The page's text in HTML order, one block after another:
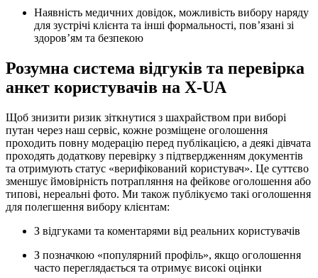
Наявність медичних довідок, можливість вибору наряду
для зустрічі клієнта та інші формальності, пов’язані зі
здоров’ям та безпекою
Розумна система відгуків та перевірка
анкет користувачів на X-UA
Щоб знизити ризик зіткнутися з шахрайством при виборі
путан через наш сервіс, кожне розміщене оголошення
проходить повну модерацію перед публікацією, а деякі дівчата
проходять додаткову перевірку з підтвердженням документів
та отримують статус «верифікований користувач». Це суттєво
зменшує ймовірність потрапляння на фейкове оголошення або
типові, нереальні фото. Ми також публікуємо такі оголошення
для полегшення вибору клієнтам:
З відгуками та коментарями від реальних користувачів
З позначкою «популярний профіль», якщо оголошення
часто переглядається та отримує високі оцінки